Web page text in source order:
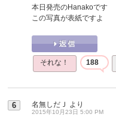
本日発売のHanakoです
この写真が表紙ですよ
それな！ 188
6 名無しだＪ より
2015年10月23日 5:00 PM